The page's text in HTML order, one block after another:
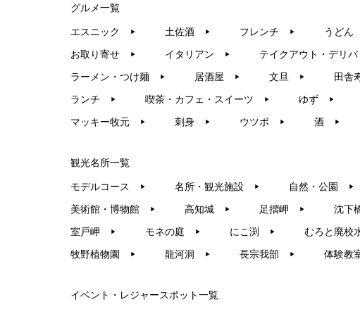
グルメ一覧
エスニック ▶︎ 土佐酒 ▶︎ フレンチ ▶︎ うどん
お取り寄せ ▶︎ イタリアン ▶︎ テイクアウト・デリバ
ラーメン・つけ麺 ▶︎ 居酒屋 ▶︎ 文旦 ▶︎ 田舎
ランチ ▶︎ 喫茶・カフェ・スイーツ ▶︎ ゆず ▶︎
マッキー牧元 ▶︎ 刺身 ▶︎ ウツボ ▶︎ 酒 ▶︎
観光名所一覧
モデルコース ▶︎ 名所・観光施設 ▶︎ 自然・公園 ▶︎
美術館・博物館 ▶︎ 高知城 ▶︎ 足摺岬 ▶︎ 沈下
室戸岬 ▶︎ モネの庭 ▶︎ にこ渕 ▶︎ むろと廃校
牧野植物園 ▶︎ 龍河洞 ▶︎ 長宗我部 ▶︎ 体験教
イベント・レジャースポット一覧